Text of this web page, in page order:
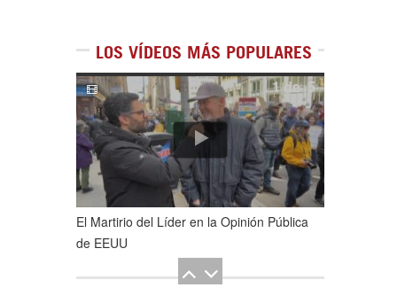
LOS VÍDEOS MÁS POPULARES
1de5
El Martirio del Líder en la Opinión Pública
de EEUU